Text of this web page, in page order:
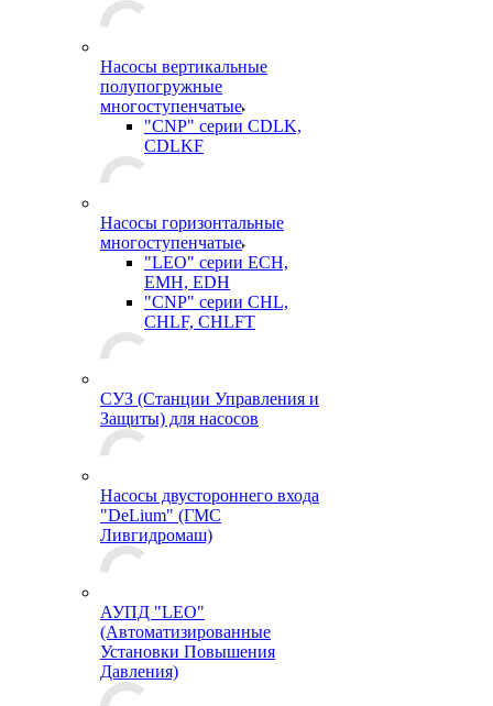
Насосы вертикальные
полупогружные
многоступенчатые
"CNP" серии CDLK,
CDLKF
Насосы горизонтальные
многоступенчатые
"LEO" серии ECH,
EMH, EDH
"CNP" серии CHL,
CHLF, CHLFT
СУЗ (Станции Управления и
Защиты) для насосов
Насосы двустороннего входа
"DeLium" (ГМС
Ливгидромаш)
АУПД "LEO"
(Автоматизированные
Установки Повышения
Давления)